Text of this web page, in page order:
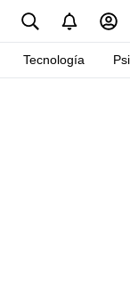
Tecnología